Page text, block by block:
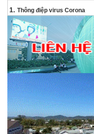
1. Thông điệp virus Corona